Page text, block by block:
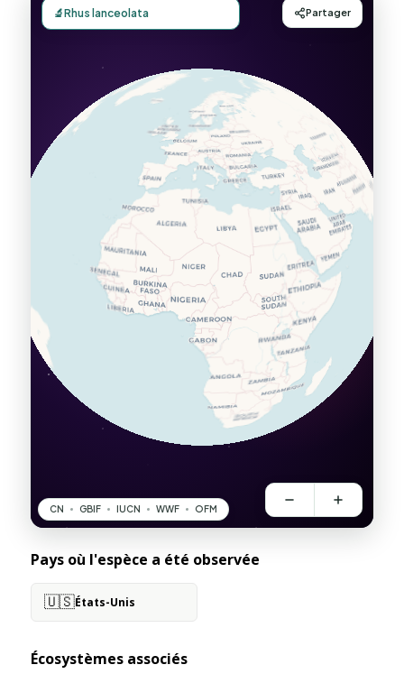
Pays où l'espèce a été observée
🇺🇸États-Unis
Écosystèmes associés